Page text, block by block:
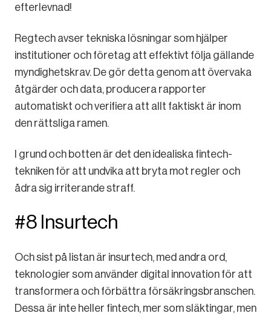
efterlevnad!
Regtech avser tekniska lösningar som hjälper
institutioner och företag att effektivt följa gällande
myndighetskrav. De gör detta genom att övervaka
åtgärder och data, producera rapporter
automatiskt och verifiera att allt faktiskt är inom
den rättsliga ramen.
I grund och botten är det den idealiska fintech-
tekniken för att undvika att bryta mot regler och
ådra sig irriterande straff.
#8 Insurtech
Och sist på listan är insurtech, med andra ord,
teknologier som använder digital innovation för att
transformera och förbättra försäkringsbranschen.
Dessa är inte heller fintech, mer som släktingar, men